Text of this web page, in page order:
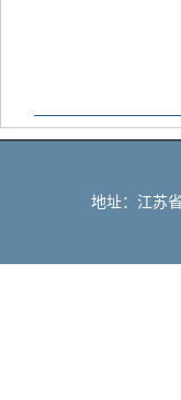
地址：江苏